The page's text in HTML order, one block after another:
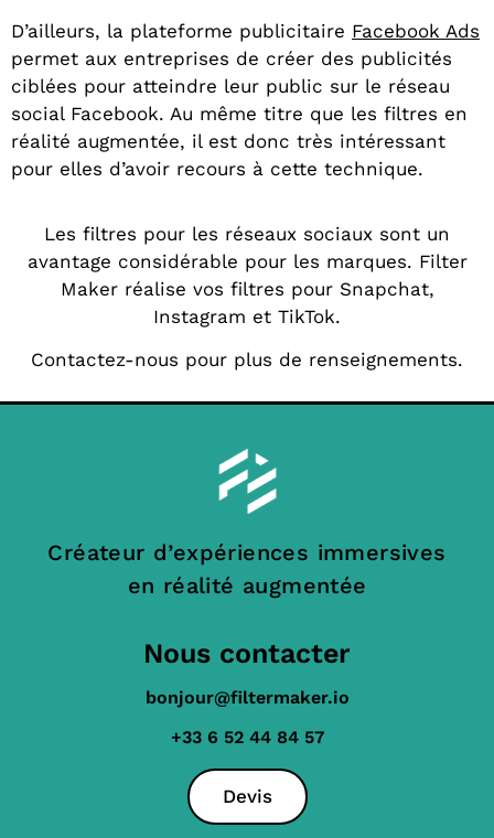
D’ailleurs, la plateforme publicitaire Facebook Ads
permet aux entreprises de créer des publicités
ciblées pour atteindre leur public sur le réseau
social Facebook. Au même titre que les filtres en
réalité augmentée, il est donc très intéressant
pour elles d’avoir recours à cette technique.
Les filtres pour les réseaux sociaux sont un
avantage considérable pour les marques. Filter
Maker réalise vos filtres pour Snapchat,
Instagram et TikTok.
Contactez-nous pour plus de renseignements.
Créateur d’expériences immersives
en réalité augmentée
Nous contacter
bonjour@filtermaker.io
+33 6 52 44 84 57
Devis